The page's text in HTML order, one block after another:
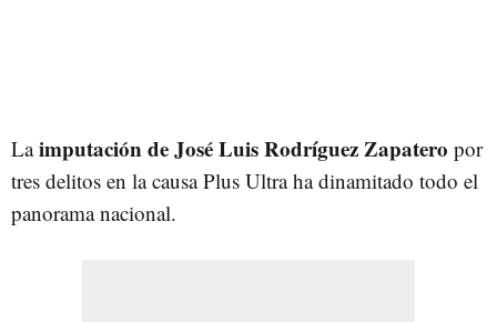
Laimputación de José Luis Rodríguez Zapatero por
tres delitos en la causa Plus Ultra ha dinamitado todo el
panorama nacional.